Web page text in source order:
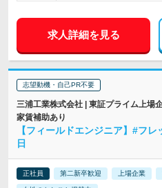
求人詳細を見る
志望動機・自己PR不要
三浦工業株式会社 | 東証プライム上場
家賃補助あり
【フィールドエンジニア】#フ
日
正社員 第二新卒歓迎 上場企業